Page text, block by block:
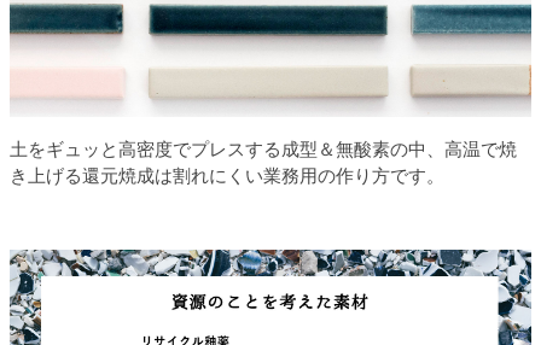
土をギュッと高密度でプレスする成型＆無酸素の中、高温で焼
き上げる還元焼成は割れにくい業務用の作り方です。